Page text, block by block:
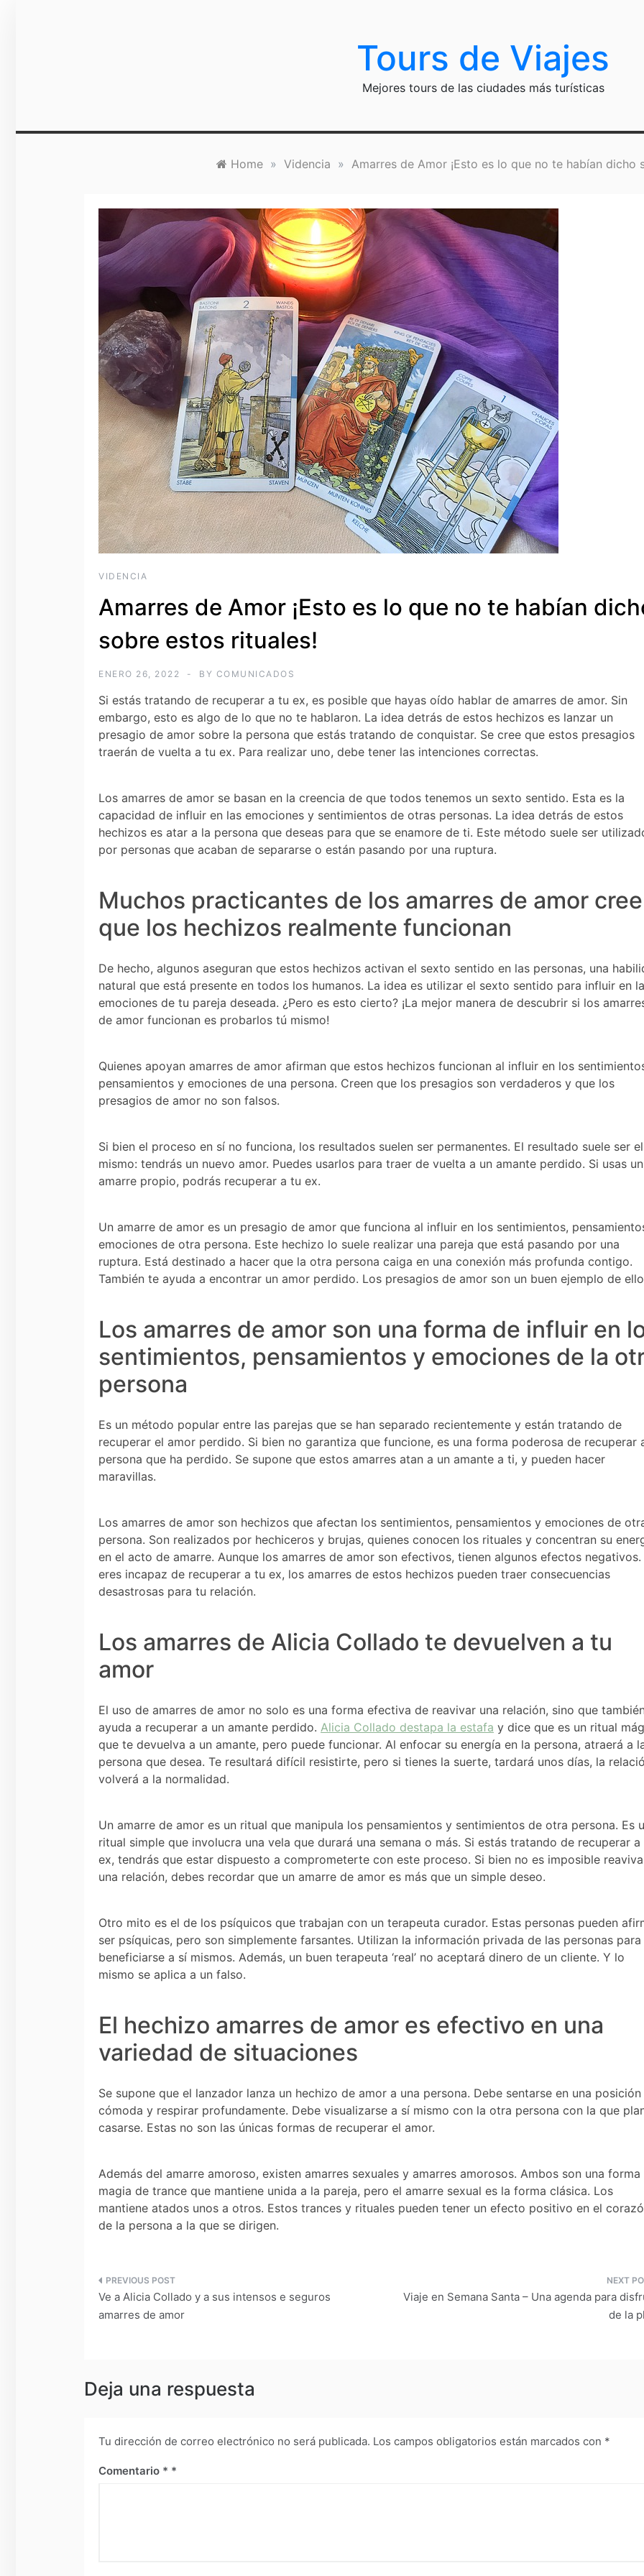
Tours de Viajes
Mejores tours de las ciudades más turísticas
Home » Videncia » Amarres de Amor ¡Esto es lo que no te habían dicho
VIDENCIA
Amarres de Amor ¡Esto es lo que no te habían
sobre estos rituales!
ENERO 26, 2022 BY COMUNICADOS
Si estás tratando de recuperar a tu ex, es posible que hayas oído hablar de amarres de amor. Sin
embargo, esto es algo de lo que no te hablaron. La idea detrás de estos hechizos es lanzar un
presagio de amor sobre la persona que estás tratando de conquistar. Se cree que estos presagios
traerán de vuelta a tu ex. Para realizar uno, debe tener las intenciones correctas.
Los amarres de amor se basan en la creencia de que todos tenemos un sexto sentido. Esta es la
capacidad de influir en las emociones y sentimientos de otras personas. La idea detrás de estos
hechizos es atar a la persona que deseas para que se enamore de ti. Este método suele ser
por personas que acaban de separarse o están pasando por una ruptura.
Muchos practicantes de los amarres de amor
que los hechizos realmente funcionan
De hecho, algunos aseguran que estos hechizos activan el sexto sentido en las personas, una
natural que está presente en todos los humanos. La idea es utilizar el sexto sentido para influir en
emociones de tu pareja deseada. ¿Pero es esto cierto? ¡La mejor manera de descubrir si los
de amor funcionan es probarlos tú mismo!
Quienes apoyan amarres de amor afirman que estos hechizos funcionan al influir en los
pensamientos y emociones de una persona. Creen que los presagios son verdaderos y que los
presagios de amor no son falsos.
Si bien el proceso en sí no funciona, los resultados suelen ser permanentes. El resultado suele ser el
mismo: tendrás un nuevo amor. Puedes usarlos para traer de vuelta a un amante perdido. Si usas un
amarre propio, podrás recuperar a tu ex.
Un amarre de amor es un presagio de amor que funciona al influir en los sentimientos,
emociones de otra persona. Este hechizo lo suele realizar una pareja que está pasando por una
ruptura. Está destinado a hacer que la otra persona caiga en una conexión más profunda contigo.
También te ayuda a encontrar un amor perdido. Los presagios de amor son un buen ejemplo de
Los amarres de amor son una forma de influir en
sentimientos, pensamientos y emociones de la
persona
Es un método popular entre las parejas que se han separado recientemente y están tratando de
recuperar el amor perdido. Si bien no garantiza que funcione, es una forma poderosa de recuperar
persona que ha perdido. Se supone que estos amarres atan a un amante a ti, y pueden hacer
maravillas.
Los amarres de amor son hechizos que afectan los sentimientos, pensamientos y emociones de
persona. Son realizados por hechiceros y brujas, quienes conocen los rituales y concentran su
en el acto de amarre. Aunque los amarres de amor son efectivos, tienen algunos efectos negativos.
eres incapaz de recuperar a tu ex, los amarres de estos hechizos pueden traer consecuencias
desastrosas para tu relación.
Los amarres de Alicia Collado te devuelven a tu
amor
El uso de amarres de amor no solo es una forma efectiva de reavivar una relación, sino que
ayuda a recuperar a un amante perdido. Alicia Collado destapa la estafa y dice que es un ritual
que te devuelva a un amante, pero puede funcionar. Al enfocar su energía en la persona, atraerá a
persona que desea. Te resultará difícil resistirte, pero si tienes la suerte, tardará unos días, la
volverá a la normalidad.
Un amarre de amor es un ritual que manipula los pensamientos y sentimientos de otra persona. Es
ritual simple que involucra una vela que durará una semana o más. Si estás tratando de recuperar a
ex, tendrás que estar dispuesto a comprometerte con este proceso. Si bien no es imposible
una relación, debes recordar que un amarre de amor es más que un simple deseo.
Otro mito es el de los psíquicos que trabajan con un terapeuta curador. Estas personas pueden
ser psíquicas, pero son simplemente farsantes. Utilizan la información privada de las personas para
beneficiarse a sí mismos. Además, un buen terapeuta ‘real’ no aceptará dinero de un cliente. Y lo
mismo se aplica a un falso.
El hechizo amarres de amor es efectivo en una
variedad de situaciones
Se supone que el lanzador lanza un hechizo de amor a una persona. Debe sentarse en una posición
cómoda y respirar profundamente. Debe visualizarse a sí mismo con la otra persona con la que
casarse. Estas no son las únicas formas de recuperar el amor.
Además del amarre amoroso, existen amarres sexuales y amarres amorosos. Ambos son una forma
magia de trance que mantiene unida a la pareja, pero el amarre sexual es la forma clásica. Los
mantiene atados unos a otros. Estos trances y rituales pueden tener un efecto positivo en el
de la persona a la que se dirigen.
Navegación
de
Ve a Alicia Collado y a sus intensos e seguros
amarres de amor
Viaje en Semana Santa – Una agenda para
de la
Deja una respuesta
Tu dirección de correo electrónico no será publicada. Los campos obligatorios están marcados con *
Comentario *